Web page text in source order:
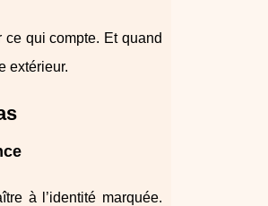
qui compte. Et quand
extérieur.
à l’identité marquée.